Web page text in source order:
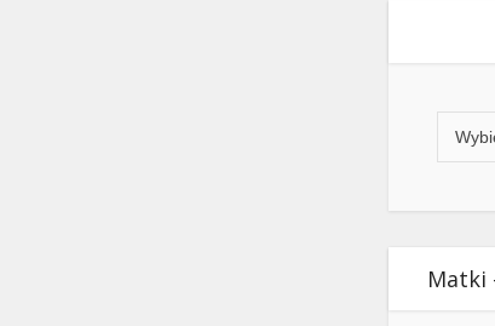
Matki